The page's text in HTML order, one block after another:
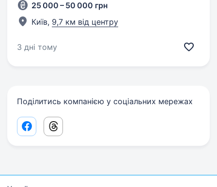
25 000 – 50 000 грн
Київ, 9,7 км від центру
3 дні тому
Поділитись компанією у соціальних мережах
Facebook share link
Threads share link